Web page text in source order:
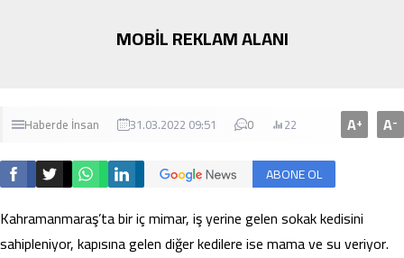
MOBİL REKLAM ALANI
Haberde İnsan 31.03.2022 09:51 0 22 A+ A-
ABONE OL
Kahramanmaraş’ta bir iç mimar, iş yerine gelen sokak kedisini
sahipleniyor, kapısına gelen diğer kedilere ise mama ve su veriyor.